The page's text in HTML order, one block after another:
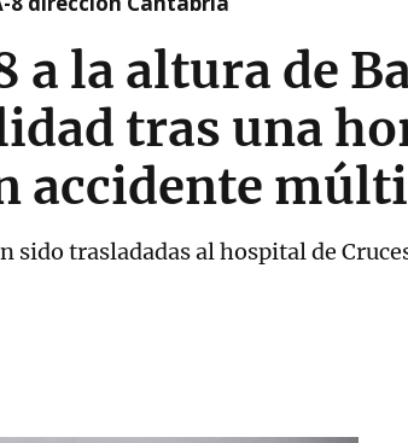
a la altura de
tras una
accidente
sido trasladadas al hospital de